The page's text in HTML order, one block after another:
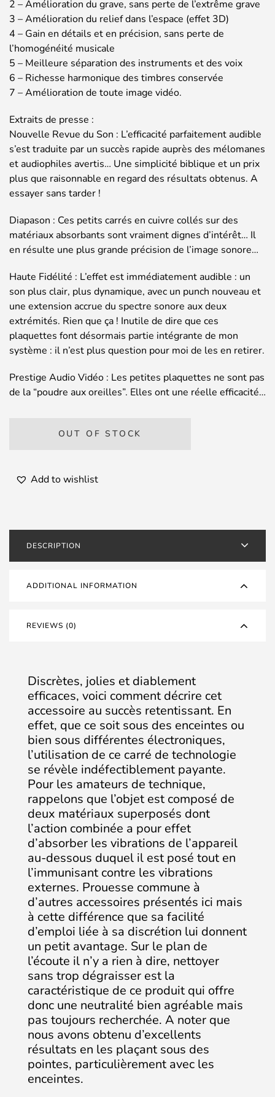
2 – Amélioration du grave, sans perte de l’extrême grave
3 – Amélioration du relief dans l’espace (effet 3D)
4 – Gain en détails et en précision, sans perte de
l’homogénéité musicale
5 – Meilleure séparation des instruments et des voix
6 – Richesse harmonique des timbres conservée
7 – Amélioration de toute image vidéo.
Extraits de presse :
Nouvelle Revue du Son : L’efficacité parfaitement audible
s’est traduite par un succès rapide auprès des mélomanes
et audiophiles avertis… Une simplicité biblique et un prix
plus que raisonnable en regard des résultats obtenus. A
essayer sans tarder !
Diapason : Ces petits carrés en cuivre collés sur des
matériaux absorbants sont vraiment dignes d’intérêt… Il
en résulte une plus grande précision de l’image sonore…
Haute Fidélité : L’effet est immédiatement audible : un
son plus clair, plus dynamique, avec un punch nouveau et
une extension accrue du spectre sonore aux deux
extrémités. Rien que ça ! Inutile de dire que ces
plaquettes font désormais partie intégrante de mon
système : il n’est plus question pour moi de les en retirer.
Prestige Audio Vidéo : Les petites plaquettes ne sont pas
de la “poudre aux oreilles”. Elles ont une réelle efficacité…
OUT OF STOCK
Add to wishlist
DESCRIPTION
ADDITIONAL INFORMATION
REVIEWS (0)
Discrètes, jolies et diablement
efficaces, voici comment décrire cet
accessoire au succès retentissant. En
effet, que ce soit sous des enceintes ou
bien sous différentes électroniques,
l’utilisation de ce carré de technologie
se révèle indéfectiblement payante.
Pour les amateurs de technique,
rappelons que l’objet est composé de
deux matériaux superposés dont
l’action combinée a pour effet
d’absorber les vibrations de l’appareil
au-dessous duquel il est posé tout en
l’immunisant contre les vibrations
externes. Prouesse commune à
d’autres accessoires présentés ici mais
à cette différence que sa facilité
d’emploi liée à sa discrétion lui donnent
un petit avantage. Sur le plan de
l’écoute il n’y a rien à dire, nettoyer
sans trop dégraisser est la
caractéristique de ce produit qui offre
donc une neutralité bien agréable mais
pas toujours recherchée. A noter que
nous avons obtenu d’excellents
résultats en les plaçant sous des
pointes, particulièrement avec les
enceintes.